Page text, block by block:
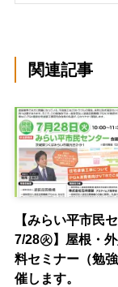
関連記事
【みらい平市民
7/28㊋】屋根・
料セミナー（勉
催します。